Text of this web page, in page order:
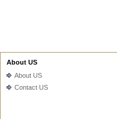
About US
About US
Contact US